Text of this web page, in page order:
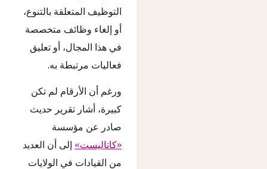
التوظيف المتعلقة بالتنوع،
أو إلغاء وظائف متخصصة
في هذا المجال، أو تعليق
فعاليات مرتبطة به.
ورغم أن الأرقام لم تكن
كبيرة، أشار تقرير حديث
صادر عن مؤسسة
«كاتاليست» إلى أن العديد
من القيادات في الولايات